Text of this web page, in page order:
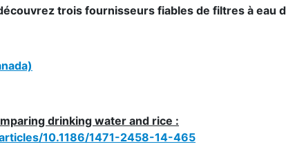
trois fournisseurs fiables de filtres à eau
drinking water and rice :
10.1186/1471-2458-14-465